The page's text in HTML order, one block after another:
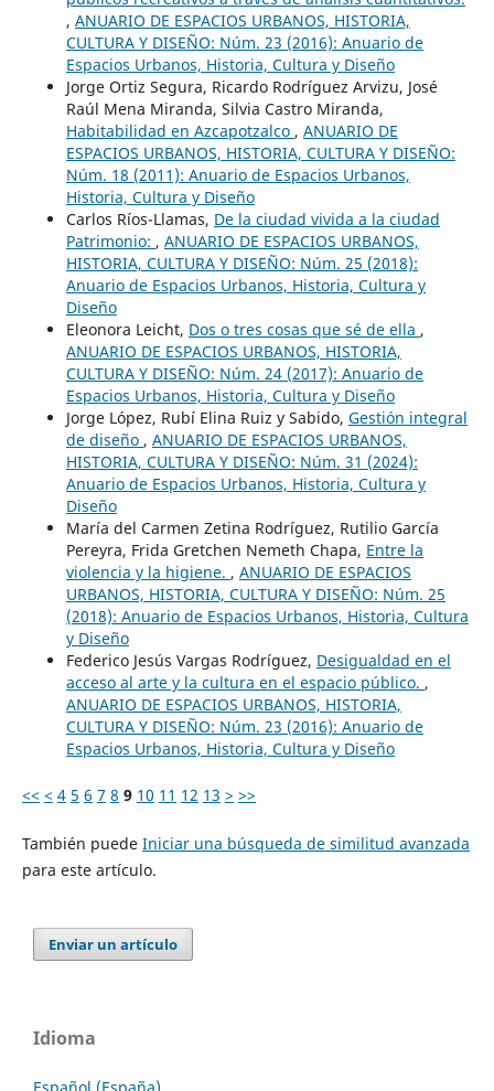
, ANUARIO DE ESPACIOS URBANOS, HISTORIA,
CULTURA Y DISEÑO: Núm. 23 (2016): Anuario de
Espacios Urbanos, Historia, Cultura y Diseño
Jorge Ortiz Segura, Ricardo Rodríguez Arvizu, José
Raúl Mena Miranda, Silvia Castro Miranda,
Habitabilidad en Azcapotzalco , ANUARIO DE
ESPACIOS URBANOS, HISTORIA, CULTURA Y DISEÑO:
Núm. 18 (2011): Anuario de Espacios Urbanos,
Historia, Cultura y Diseño
Carlos Ríos-Llamas, De la ciudad vivida a la ciudad
Patrimonio: , ANUARIO DE ESPACIOS URBANOS,
HISTORIA, CULTURA Y DISEÑO: Núm. 25 (2018):
Anuario de Espacios Urbanos, Historia, Cultura y
Diseño
Eleonora Leicht, Dos o tres cosas que sé de ella ,
ANUARIO DE ESPACIOS URBANOS, HISTORIA,
CULTURA Y DISEÑO: Núm. 24 (2017): Anuario de
Espacios Urbanos, Historia, Cultura y Diseño
Jorge López, Rubí Elina Ruiz y Sabido, Gestión integral
de diseño , ANUARIO DE ESPACIOS URBANOS,
HISTORIA, CULTURA Y DISEÑO: Núm. 31 (2024):
Anuario de Espacios Urbanos, Historia, Cultura y
Diseño
María del Carmen Zetina Rodríguez, Rutilio García
Pereyra, Frida Gretchen Nemeth Chapa, Entre la
violencia y la higiene. , ANUARIO DE ESPACIOS
URBANOS, HISTORIA, CULTURA Y DISEÑO: Núm. 25
(2018): Anuario de Espacios Urbanos, Historia, Cultura
y Diseño
Federico Jesús Vargas Rodríguez, Desigualdad en el
acceso al arte y la cultura en el espacio público. ,
ANUARIO DE ESPACIOS URBANOS, HISTORIA,
CULTURA Y DISEÑO: Núm. 23 (2016): Anuario de
Espacios Urbanos, Historia, Cultura y Diseño
<< < 4 5 6 7 8 9 10 11 12 13 > >>
También puede Iniciar una búsqueda de similitud avanzada
para este artículo.
Enviar un artículo
Idioma